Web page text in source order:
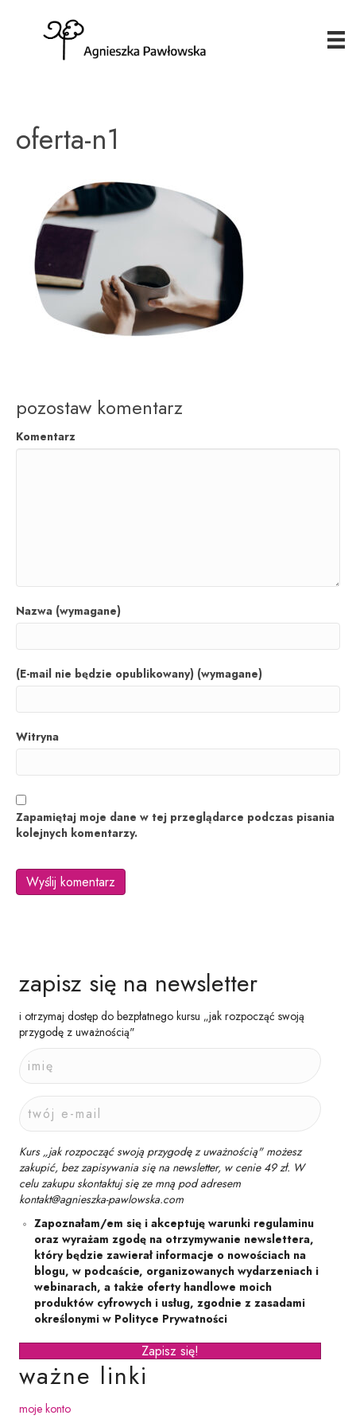
oferta-n1
pozostaw komentarz
Komentarz
Nazwa (wymagane)
(E-mail nie będzie opublikowany) (wymagane)
Witryna
Zapamiętaj moje dane w tej przeglądarce podczas pisania
kolejnych komentarzy.
zapisz się na newsletter
i otrzymaj dostęp do bezpłatnego kursu „jak rozpocząć swoją
przygodę z uważnością"
Kurs „jak rozpocząć swoją przygodę z uważnością" możesz
zakupić, bez zapisywania się na newsletter, w cenie 49 zł. W
celu zakupu skontaktuj się ze mną pod adresem
kontakt@agnieszka-pawlowska.com
Zapoznałam/em się i akceptuję warunki regulaminu
oraz wyrażam zgodę na otrzymywanie newslettera,
który będzie zawierał informacje o nowościach na
blogu, w podcaście, organizowanych wydarzeniach i
webinarach, a także oferty handlowe moich
produktów cyfrowych i usług, zgodnie z zasadami
określonymi w Polityce Prywatności
Zapisz się!
ważne linki
moje konto